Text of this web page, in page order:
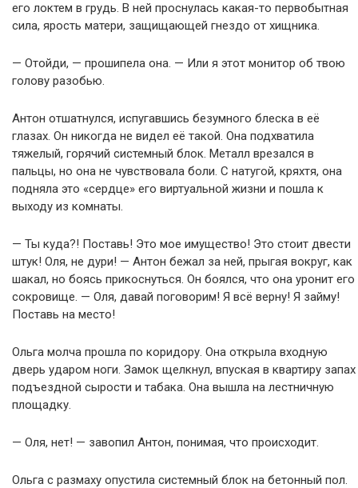
его локтем в грудь. В ней проснулась какая-то первобытная
сила, ярость матери, защищающей гнездо от хищника.
— Отойди, — прошипела она. — Или я этот монитор об твою
голову разобью.
Антон отшатнулся, испугавшись безумного блеска в её
глазах. Он никогда не видел её такой. Она подхватила
тяжелый, горячий системный блок. Металл врезался в
пальцы, но она не чувствовала боли. С натугой, кряхтя, она
подняла это «сердце» его виртуальной жизни и пошла к
выходу из комнаты.
— Ты куда?! Поставь! Это мое имущество! Это стоит двести
штук! Оля, не дури! — Антон бежал за ней, прыгая вокруг, как
шакал, но боясь прикоснуться. Он боялся, что она уронит его
сокровище. — Оля, давай поговорим! Я всё верну! Я займу!
Поставь на место!
Ольга молча прошла по коридору. Она открыла входную
дверь ударом ноги. Замок щелкнул, впуская в квартиру запах
подъездной сырости и табака. Она вышла на лестничную
площадку.
— Оля, нет! — завопил Антон, понимая, что происходит.
Ольга с размаху опустила системный блок на бетонный пол.